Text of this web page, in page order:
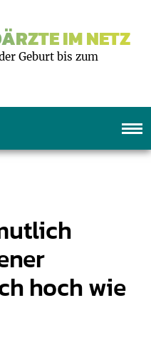
IM NETZ
Geburt bis zum
hoch wie